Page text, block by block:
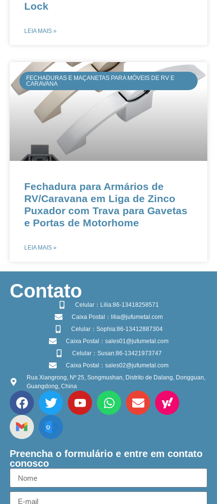
Lock
LEIA MAIS »
FECHADURAS E MAÇANETAS PARA MÓVEIS DE RV E
CARAVANA
Fechadura para Armários de
RV/Caravana em Liga de Zinco
Puxador com Trava para Gavetas
e Portas de Motorhome
LEIA MAIS »
​Contato
Celular：Lilia:86-13418258571
Caixa Postal：lilia@jufumetal.com
Celular：Sophia:86-13412887304
Caixa Postal：sales01@jufumetal.com
Celular：Susan:86-13421973747
Caixa Postal：sales02@jufumetal.com
Rua Xiangrong, Nº 25, Songmushan, Distrito de Dalang, Dongguan,
Guangdong, China
Preencha o formulário e entre em contato
conosco